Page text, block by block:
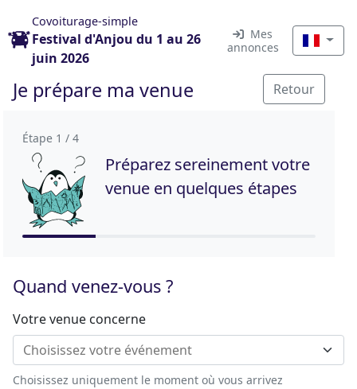
Covoiturage-simple
Festival d'Anjou du 1 au 26
juin 2026
Mes
annonces
Je prépare ma venue Retour
Étape 1 / 4
Préparez sereinement votre
venue en quelques étapes
Quand venez-vous ?
Votre venue concerne
Choisissez uniquement le moment où vous arrivez